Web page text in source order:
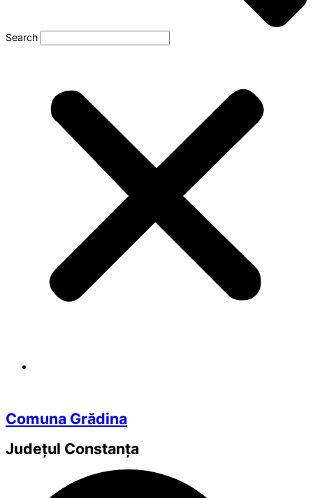
Search
Comuna Grădina
Județul Constanța